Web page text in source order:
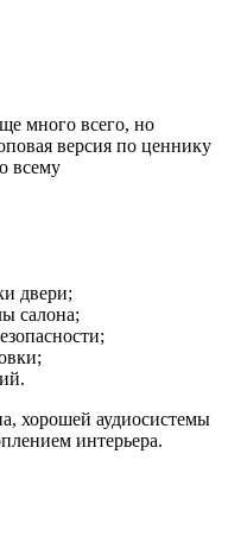
много всего, но
версия по ценнику
всему
двери;
салона;
хорошей аудиосистемы
интерьера.